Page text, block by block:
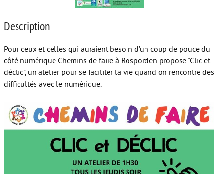
Description
Pour ceux et celles qui auraient besoin d’un coup de pouce du
côté numérique Chemins de faire à Rosporden propose "Clic et
déclic", un atelier pour se faciliter la vie quand on rencontre des
difficultés avec le numérique.